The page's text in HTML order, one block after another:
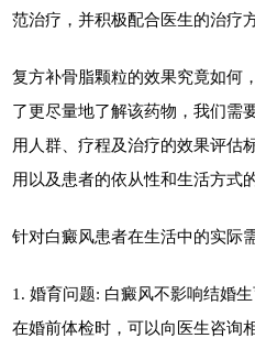
范治疗，并积极配合医生的治疗
复方补骨脂颗粒的效果究竟如何
了更尽量地了解该药物，我们需
用人群、疗程及治疗的效果评估
用以及患者的依从性和生活方式
针对白癜风患者在生活中的实际
1. 婚育问题: 白癜风不影响结婚
在婚前体检时，可以向医生咨询